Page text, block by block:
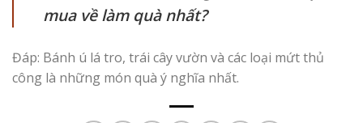
mua về làm quà nhất?
Đáp: Bánh ú lá tro, trái cây vườn và các loại mứt thủ
công là những món quà ý nghĩa nhất.